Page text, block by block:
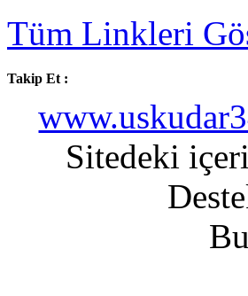
Tüm Linkleri
Takip Et :
Sitedeki